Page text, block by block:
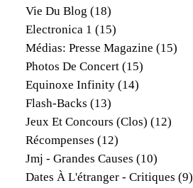
Vie Du Blog (18)
Electronica 1 (15)
Médias: Presse Magazine (15)
Photos De Concert (15)
Equinoxe Infinity (14)
Flash-Backs (13)
Jeux Et Concours (clos) (12)
Récompenses (12)
Jmj - Grandes Causes (10)
Dates À L'étranger - Critiques (9)